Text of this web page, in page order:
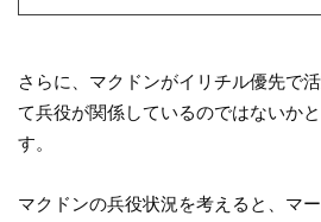
さらに、マクドンがイリチル優先で
て兵役が関係しているのではないか
す。
マクドンの兵役状況を考えると、マ